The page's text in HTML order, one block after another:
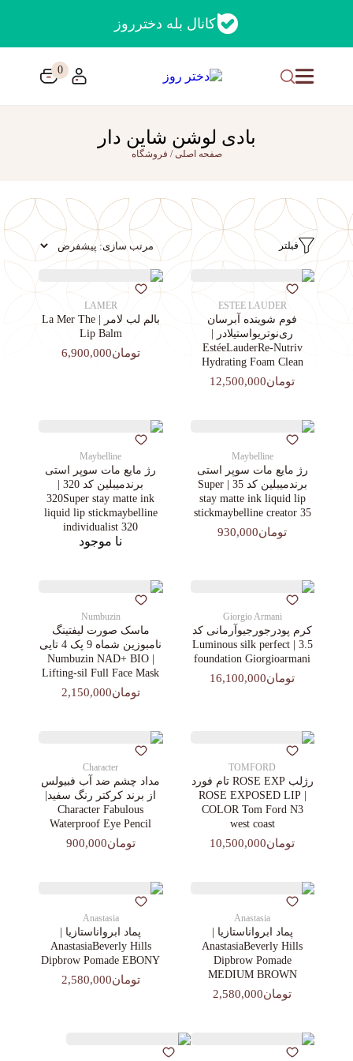
کانال بله دخترروز
0
بادی لوشن شاین دار
صفحه اصلی/ فروشگاه
فیلتر
ESTEE LAUDER
فوم شوینده آبرسان
ری‌نوتریواستیلادر |
EstéeLauderRe-Nutriv
Hydrating Foam Clean
تومان12,500,000
LAMER
بالم لب لامر | La Mer The
Lip Balm
تومان6,900,000
Maybelline
رژ مایع مات سوپر استی‌
برندمیبلین کد 35 | Super
stay matte ink liquid lip
stickmaybelline creator 35
تومان930,000
Maybelline
رژ مایع مات سوپر استی‌
برندمیبلین کد 320 |
320Super stay matte ink
liquid lip stickmaybelline
individualist 320
نا موجود
Giorgio Armani
کرم پودرجورجیوآرمانی کد
3.5 | Luminous silk perfect
foundation Giorgioarmani
تومان16,100,000
Numbuzin
ماسک صورت لیفتینگ
نامبوزین شماه 9 پک 4 تایی
| Numbuzin NAD+ BIO
Lifting-sil Full Face Mask
تومان2,150,000
TOMFORD
رژلب ROSE EXP تام فورد
| ROSE EXPOSED LIP
COLOR Tom Ford N3
west coast
تومان10,500,000
Character
مداد چشم ضد آب فبیولس
از برند کرکتر رنگ سفید|
Character Fabulous
Waterproof Eye Pencil
تومان900,000
Anastasia
پماد ابرواناستازیا |
AnastasiaBeverly Hills
Dipbrow Pomade
MEDIUM BROWN
تومان2,580,000
Anastasia
پماد ابرواناستازیا |
AnastasiaBeverly Hills
Dipbrow Pomade EBONY
تومان2,580,000